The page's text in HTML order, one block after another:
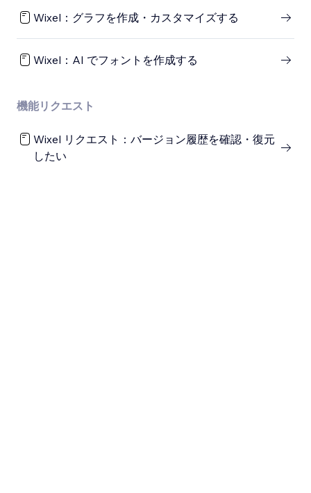
Wixel：グラフを作成・カスタマイズする
Wixel：AI でフォントを作成する
機能リクエスト
Wixel リクエスト：バージョン履歴を確認・復元
したい